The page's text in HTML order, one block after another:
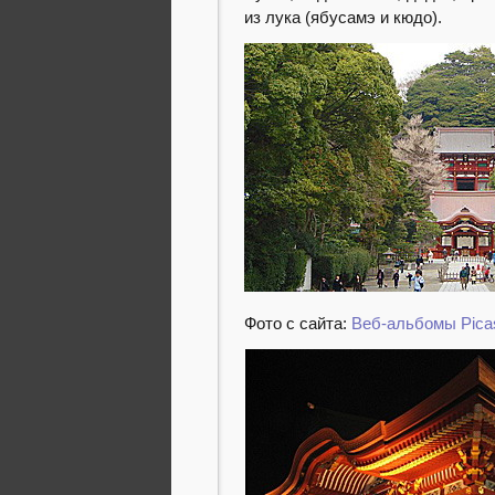
из лука (ябусамэ и кюдо).
Фото с сайта: Веб-альбомы